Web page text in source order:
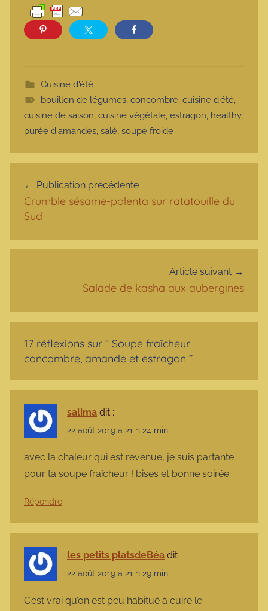
Cuisine d'été
bouillon de légumes, concombre, cuisine d'été,
cuisine de saison, cuisine végétale, estragon, healthy,
purée d'amandes, salé, soupe froide
Publication précédente
Crumble sésame-polenta sur ratatouille du
Sud
Article suivant
Salade de kasha aux aubergines
17 réflexions sur “ Soupe fraîcheur
concombre, amande et estragon ”
salima dit :
22 août 2019 à 21 h 24 min
avec la chaleur qui est revenue, je suis partante
pour ta soupe fraîcheur ! bises et bonne soirée
Répondre
les petits platsdeBéa dit :
22 août 2019 à 21 h 29 min
C’est vrai qu’on est peu habitué à cuire le